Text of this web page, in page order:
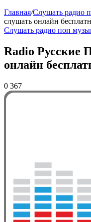
Главная/Слушать радио
слушать онлайн
Слушать радио поп
Radio Русские
онлайн
0 367